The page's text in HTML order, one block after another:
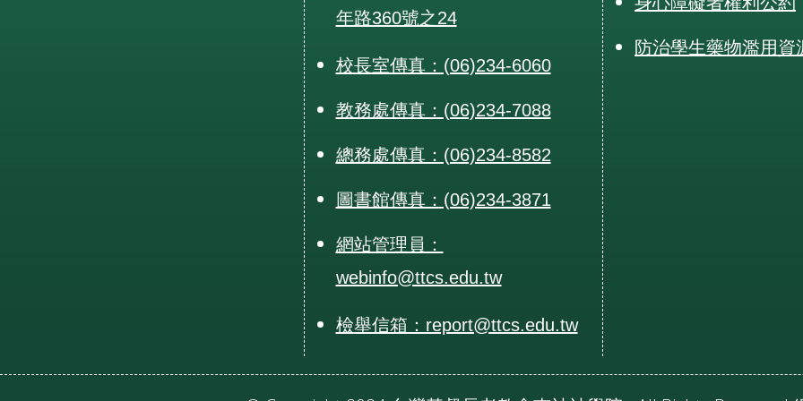
年路360號之24
校長室傳真：(06)234-6060
教務處傳真：(06)234-7088
總務處傳真：(06)234-8582
圖書館傳真：(06)234-3871
網站管理員：
webinfo@ttcs.edu.tw
檢舉信箱：report@ttcs.edu.tw
防治學生藥物濫用資